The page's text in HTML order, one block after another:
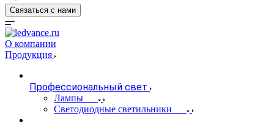
Связаться с нами
О компании
Продукция
Профессиональный свет
Лампы
Светодиодные светильники